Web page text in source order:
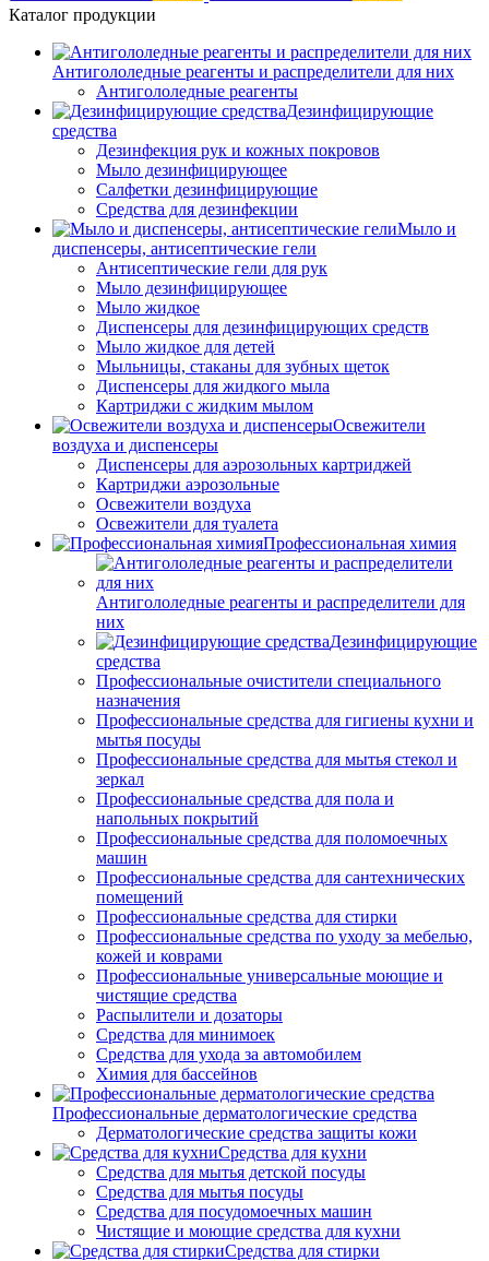
Каталог продукции
Антигололедные реагенты и распределители для них
Антигололедные реагенты
Дезинфицирующие
средства
Дезинфекция рук и кожных покровов
Мыло дезинфицирующее
Салфетки дезинфицирующие
Средства для дезинфекции
Мыло и
диспенсеры, антисептические гели
Антисептические гели для рук
Мыло дезинфицирующее
Мыло жидкое
Диспенсеры для дезинфицирующих средств
Мыло жидкое для детей
Мыльницы, стаканы для зубных щеток
Диспенсеры для жидкого мыла
Картриджи с жидким мылом
Освежители
воздуха и диспенсеры
Диспенсеры для аэрозольных картриджей
Картриджи аэрозольные
Освежители воздуха
Освежители для туалета
Профессиональная химия
Антигололедные реагенты и распределители для
них
Дезинфицирующие
средства
Профессиональные очистители специального
назначения
Профессиональные средства для гигиены кухни и
мытья посуды
Профессиональные средства для мытья стекол и
зеркал
Профессиональные средства для пола и
напольных покрытий
Профессиональные средства для поломоечных
машин
Профессиональные средства для сантехнических
помещений
Профессиональные средства для стирки
Профессиональные средства по уходу за мебелью,
кожей и коврами
Профессиональные универсальные моющие и
чистящие средства
Распылители и дозаторы
Средства для минимоек
Средства для ухода за автомобилем
Химия для бассейнов
Профессиональные дерматологические средства
Дерматологические средства защиты кожи
Средства для кухни
Средства для мытья детской посуды
Средства для мытья посуды
Средства для посудомоечных машин
Чистящие и моющие средства для кухни
Средства для стирки